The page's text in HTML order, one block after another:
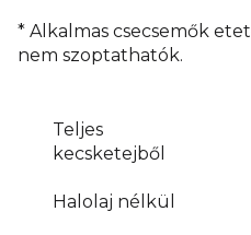
* Alkalmas csecsemők
nem szoptathatók.
Teljes
kecsketejből
Halolaj nélkül